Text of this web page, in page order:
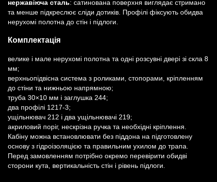
нержавіюча сталь: сатинована поверхня виглядає стримано
та менше підкреслює сліди дотиків. Профілі фіксують обидва
нерухомі полотна до стін і підлоги.
Комплектація
велике і мале нерухомі полотна та одні розсувні двері зі скла 8
мм;
верхньопідвісна система з роликами, стопорами, кріпленням
до стіни та нижньою напрямною;
труба 30×10 мм і заглушка 244;
два профілі 1217-3;
ущільнювач 212 і два ущільнювачі 219;
акриловий поріг, нескрізна ручка та необхідні кріплення.
Кабіну можна встановлювати без піддона на підготовлену
основу з гідроізоляцією та правильним ухилом до трапа.
Перед замовленням потрібно окремо перевірити обидві
сторони кута, вертикальність стін і рівень підлоги.